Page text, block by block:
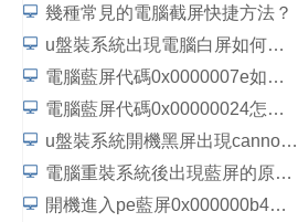
幾種常見的電腦截屏快捷方法？
u盤裝系統出現電腦白屏如何解決？
電腦藍屏代碼0x0000007e如何解決？
電腦藍屏代碼0x00000024怎麼解決？
u盤裝系統開機黑屏出現cannot load file如何解決？
電腦重裝系統後出現藍屏的原因分析
開機進入pe藍屏0x000000b4怎麼解決？